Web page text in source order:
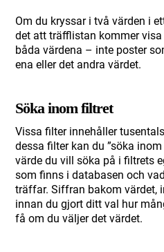
Om du kryssar i två värden i
det att träfflistan kommer
båda värdena – inte poster
ena eller det andra värdet.
Söka inom filtret
Vissa filter innehåller
dessa filter kan du ”söka
värde du vill söka på i filtrets
som finns i databasen och
träffar. Siffran bakom värdet,
innan du gjort ditt val hur
få om du väljer det värdet.